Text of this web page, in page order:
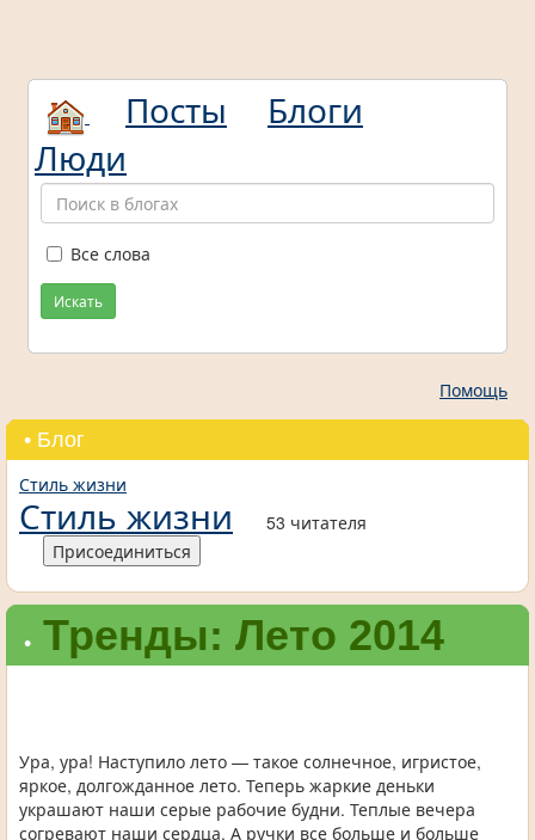
Посты
Блоги
Люди
Все слова
Искать
Помощь
• Блог
Стиль жизни
Стиль жизни
53 читателя
Присоединиться
• Тренды: Лето 2014
Ура, ура! Наступило лето — такое солнечное, игристое,
яркое, долгожданное лето. Теперь жаркие деньки
украшают наши серые рабочие будни. Теплые вечера
согревают наши сердца. А ручки все больше и больше